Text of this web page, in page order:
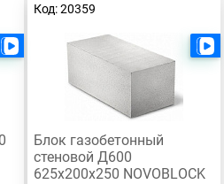
Код: 20359
Блок газобетонный
стеновой Д600
625х200х250 NOVOBLOCK